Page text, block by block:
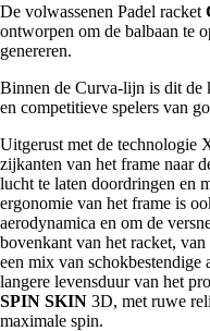
De volwassenen Padel racket
ontworpen om de balbaan te
genereren.
Binnen de Curva-lijn is dit de
en competitieve spelers van
Uitgerust met de technologie
zijkanten van het frame naar
lucht te laten doordringen en
ergonomie van het frame is
aerodynamica en om de
bovenkant van het racket,
een mix van schokbestendige
langere levensduur van het
SPIN SKIN 3D, met ruwe
maximale spin.